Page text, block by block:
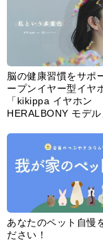
脳の健康習慣をサポ
ープンイヤー型イヤ
「kikippa イヤホン
HERALBONY モデ
あなたのペット自慢
ださい！